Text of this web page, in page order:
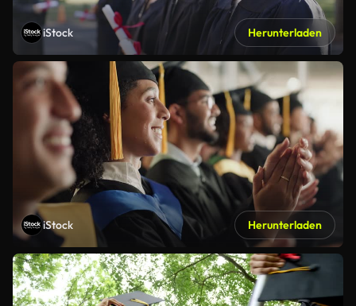
iStock Herunterladen
iStock Herunterladen